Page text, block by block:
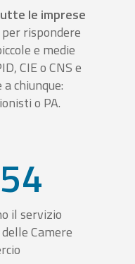
le imprese
rispondere
e medie
CIE o CNS e
chiunque:
o PA.
il servizio
Camere